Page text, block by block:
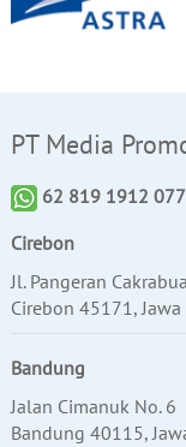
PT Media
62 819 1912
Cirebon
Jl. Pangeran
Cirebon 45171,
Bandung
Jalan Cimanuk No. 6
Bandung 40115,